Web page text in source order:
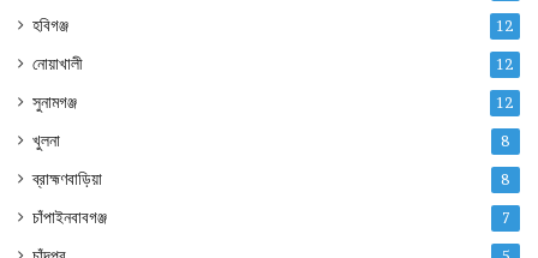
হবিগঞ্জ 12
নোয়াখালী 12
সুনামগঞ্জ 12
খুলনা 8
ব্রাহ্মণবাড়িয়া 8
চাঁপাইনবাবগঞ্জ 7